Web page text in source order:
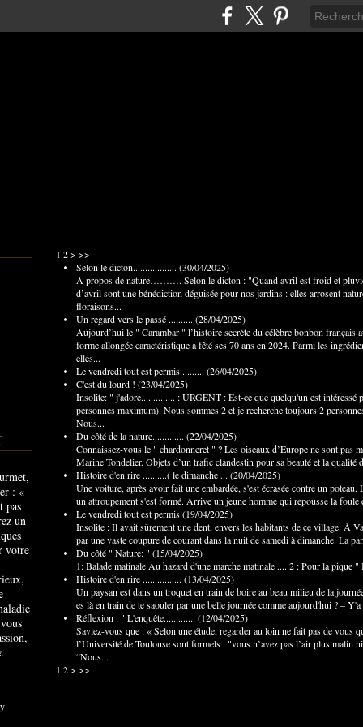
1 2> >>
Selon le dicton.................. (30/04/2025)
A propos de nature………. Selon le dicton : "Quand avril est froid et
d’avril sont une bénédiction déguisée pour nos jardins : elles arrosent
floraisons...
Un regard vers le passé .......... (28/04/2025)
Aujourd’hui le " Carambar " l’histoire secrète du célèbre bonbon français
forme allongée caractéristique a fêté ses 70 ans en 2024. Parmi les
elles...
Le vendredi tout est permis.......... (26/04/2025)
C'est du lourd ! (23/04/2025)
Insolite: " j'adore.............. : URGENT : Est-ce que quelqu'un est intéressé
personnes maximum). Nous sommes 2 et je recherche toujours 2
Nous...
Du côté de la nature............. (22/04/2025)
Connaissez-vous le " chardonneret " ? Les oiseaux d’Europe ne sont pas
Marine Tondelier. Objets d’un trafic clandestin pour sa beauté et la qualité
Histoire d'en rire ..........( le dimanche ... (20/04/2025)
Une voiture, après avoir fait une embardée, s'est écrasée contre un
un attroupement s'est formé. Arrive un jeune homme qui repousse la
Le vendredi tout est permis(19/04/2025)
Insolite : Il avait sûrement une dent, envers les habitants de ce village. À
par une vaste coupure de courant dans la nuit de samedi à dimanche. La
Du côté " Nature: " (15/04/2025)
1: Balade matinale Au hazard d'une marche matinale .... 2 : Pour la pique
Histoire d'en rire ................ (13/04/2025)
Un paysan est dans un troquet en train de boire au beau milieu de la
es là en train de te saouler par une belle journée comme aujourd'hui ? –
Réflexion : " L'enquête............. (12/04/2025)
Saviez-vous que : « Selon une étude, regarder au loin ne fait pas de vous
l’Université de Toulouse sont formels : "vous n’avez pas l’air plus malin
“Nous...
1 2> >>